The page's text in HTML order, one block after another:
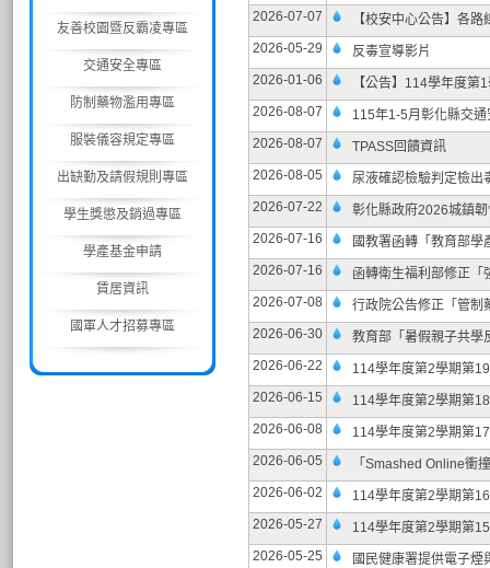
友善校園暨反霸凌專區
交通安全專區
防制藥物濫用專區
服裝儀容規定專區
出缺勤及請假規則專區
學生獎懲及銷過專區
學產基金申請
賃居資訊
國軍人才招募專區
2026-07-07
【校安中心公告】各
2026-05-29
反毒宣導影片
2026-01-06
【公告】114學年度第
2026-08-07
115年1-5月彰化縣交通
2026-08-07
TPASS回饋資訊
2026-08-05
尿液確認檢驗判定檢出
2026-07-22
彰化縣政府2026城鎮
2026-07-16
國教署函轉「教育部學
2026-07-16
函轉衛生福利部修正「
2026-07-08
行政院公告修正「管制
2026-06-30
教育部「暑假親子共學
2026-06-22
114學年度第2學期第
2026-06-15
114學年度第2學期第
2026-06-08
114學年度第2學期第
2026-06-05
「Smashed Online衝
2026-06-02
114學年度第2學期第
2026-05-27
114學年度第2學期第
2026-05-25
國民健康署提供電子煙